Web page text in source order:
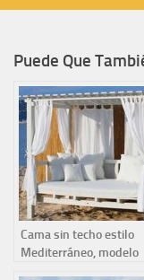
Puede Que
Cama sin techo estilo
Mediterráneo, modelo